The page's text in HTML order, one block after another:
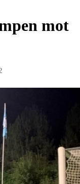
mot